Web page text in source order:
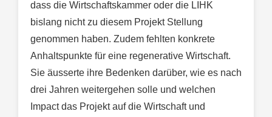
dass die Wirtschaftskammer oder die LIHK
bislang nicht zu diesem Projekt Stellung
genommen haben. Zudem fehlten konkrete
Anhaltspunkte für eine regenerative Wirtschaft.
Sie äusserte ihre Bedenken darüber, wie es nach
drei Jahren weitergehen solle und welchen
Impact das Projekt auf die Wirtschaft und